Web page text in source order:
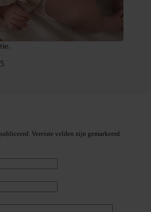
Vereiste velden zijn gemarkeerd